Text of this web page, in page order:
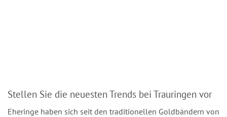
Stellen Sie die neuesten Trends bei Trauringen vor
Eheringe haben sich seit den traditionellen Goldbändern von